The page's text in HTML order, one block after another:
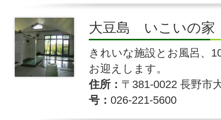
大豆島 いこいの家
きれいな施設とお風呂、
お迎えします。
住所
〒381-0022 長野市
号
026-221-5600